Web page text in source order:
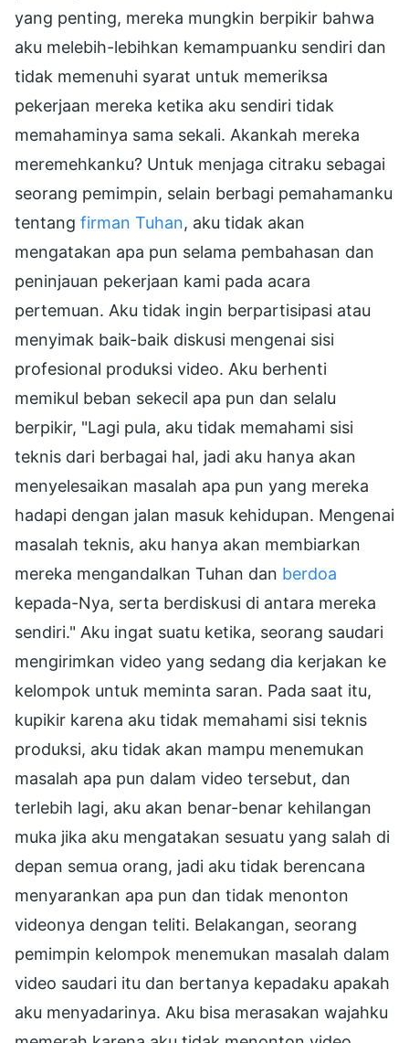
yang penting, mereka mungkin berpikir bahwa
aku melebih-lebihkan kemampuanku sendiri dan
tidak memenuhi syarat untuk memeriksa
pekerjaan mereka ketika aku sendiri tidak
memahaminya sama sekali. Akankah mereka
meremehkanku? Untuk menjaga citraku sebagai
seorang pemimpin, selain berbagi pemahamanku
tentang firman Tuhan, aku tidak akan
mengatakan apa pun selama pembahasan dan
peninjauan pekerjaan kami pada acara
pertemuan. Aku tidak ingin berpartisipasi atau
menyimak baik-baik diskusi mengenai sisi
profesional produksi video. Aku berhenti
memikul beban sekecil apa pun dan selalu
berpikir, "Lagi pula, aku tidak memahami sisi
teknis dari berbagai hal, jadi aku hanya akan
menyelesaikan masalah apa pun yang mereka
hadapi dengan jalan masuk kehidupan. Mengenai
masalah teknis, aku hanya akan membiarkan
mereka mengandalkan Tuhan dan berdoa
kepada-Nya, serta berdiskusi di antara mereka
sendiri." Aku ingat suatu ketika, seorang saudari
mengirimkan video yang sedang dia kerjakan ke
kelompok untuk meminta saran. Pada saat itu,
kupikir karena aku tidak memahami sisi teknis
produksi, aku tidak akan mampu menemukan
masalah apa pun dalam video tersebut, dan
terlebih lagi, aku akan benar-benar kehilangan
muka jika aku mengatakan sesuatu yang salah di
depan semua orang, jadi aku tidak berencana
menyarankan apa pun dan tidak menonton
videonya dengan teliti. Belakangan, seorang
pemimpin kelompok menemukan masalah dalam
video saudari itu dan bertanya kepadaku apakah
aku menyadarinya. Aku bisa merasakan wajahku